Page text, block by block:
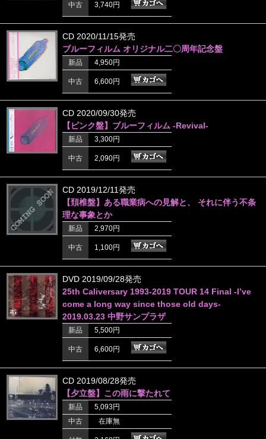
中古 3,740円
CD 2020/11/15発売
ブルーフィルム オリジナル二〇周年記念盤
新品 4,950円
中古 6,600円
CD 2020/09/30発売
【ピンク盤】ブルーフィルム -Revival-
新品 3,300円
中古 2,090円
CD 2019/12/11発売
【頚椎盤】ある職業病への見解と、 それに伴う不条
理な事象とか
新品 2,970円
中古 1,100円
DVD 2019/09/28発売
25th Caliversary 1993-2019 TOUR 14 Final -I’ve
come a long way since those old days-
2019.03.23 中野サンプラザ
新品 5,500円
中古 6,600円
CD 2019/08/28発売
【夕立盤】この雨に撃たれて
新品
5,093円
中古
在庫無